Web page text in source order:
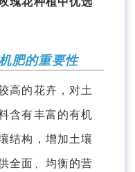
肥的重要性
的花卉，对土
含有丰富的有机
结构，增加土壤
全面、均衡的营